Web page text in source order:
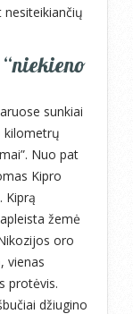
sunkiai
kilometrų
Nuo pat
Kipro
Kiprą
žemė
oro
, vienas
protėvis.
džiugino